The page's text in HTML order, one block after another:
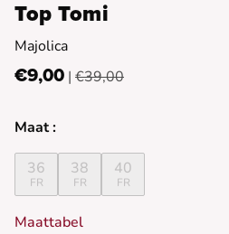
Top Tomi
Majolica
€9,00 | €39,00
Maat :
36
FR
38
FR
40
FR
Maattabel